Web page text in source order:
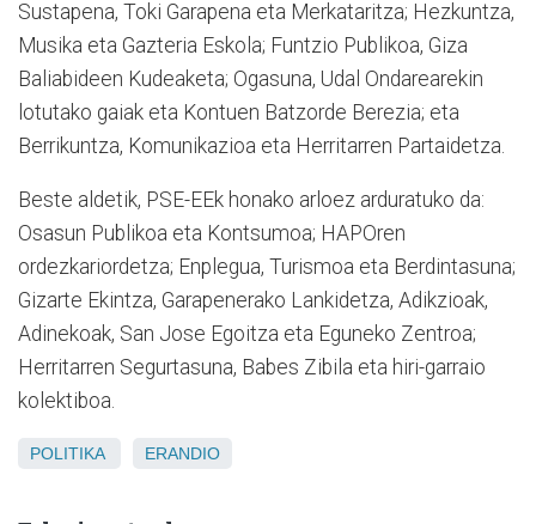
Sustapena, Toki Garapena eta Merkataritza; Hezkuntza,
Musika eta Gazteria Eskola; Funtzio Publikoa, Giza
Baliabideen Kudeaketa; Ogasuna, Udal Ondarearekin
lotutako gaiak eta Kontuen Batzorde Berezia; eta
Berrikuntza, Komunikazioa eta Herritarren Partaidetza.
Beste aldetik, PSE-EEk honako arloez arduratuko da:
Osasun Publikoa eta Kontsumoa; HAPOren
ordezkariordetza; Enplegua, Turismoa eta Berdintasuna;
Gizarte Ekintza, Garapenerako Lankidetza, Adikzioak,
Adinekoak, San Jose Egoitza eta Eguneko Zentroa;
Herritarren Segurtasuna, Babes Zibila eta hiri-garraio
kolektiboa.
POLITIKA ERANDIO